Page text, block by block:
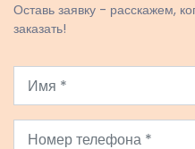
Оставь заявку - расскажем,
заказать!